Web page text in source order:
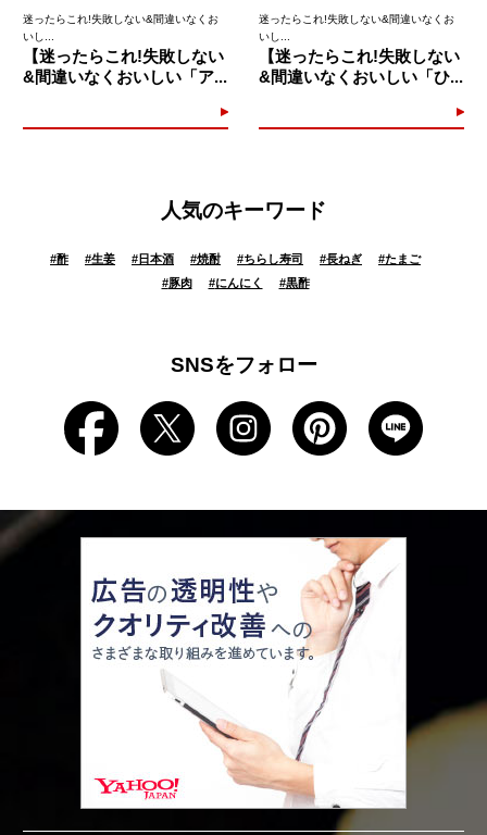
迷ったらこれ!失敗しない&間違いなくお
いし...
【迷ったらこれ!失敗しない
&間違いなくおいしい「ア...
迷ったらこれ!失敗しない&間違いなくお
いし...
【迷ったらこれ!失敗しない
&間違いなくおいしい「ひ...
人気のキーワード
#酢 #生姜 #日本酒 #焼酎 #ちらし寿司 #長ねぎ #たまご
#豚肉 #にんにく #黒酢
SNSをフォロー